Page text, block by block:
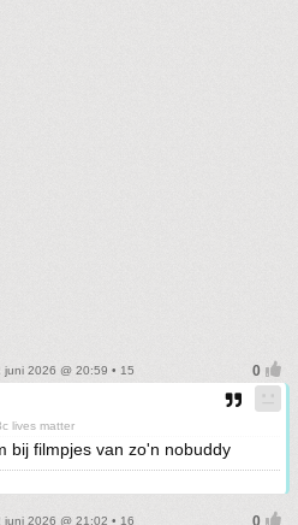
juni 2026 @ 20:59 • 15
lives matter
bij filmpjes van zo'n nobuddy
juni 2026 @ 21:02 • 16